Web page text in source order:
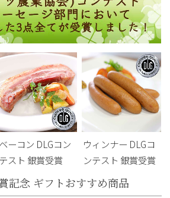
ベーコン DLGコン
テスト 銀賞受賞
ウィンナー DLGコ
ンテスト 銀賞受賞
記念 ギフトおすすめ商品